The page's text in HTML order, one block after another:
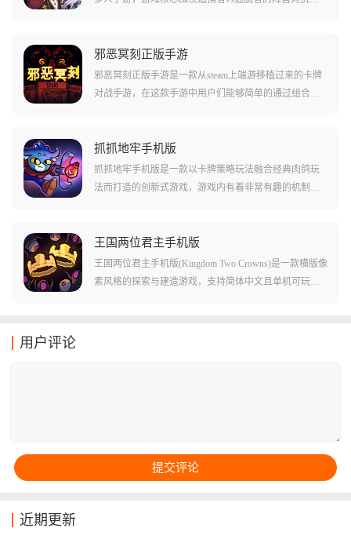
殿堂中寻找宝石碎片，镶嵌大门逃出生天。
邪恶冥刻正版手游
邪恶冥刻正版手游是一款从steam上端游移植过来的卡牌
对战手游，在这款手游中用户们能够简单的通过组合各
杂的暗黑剧情和可怕的氛围，但是在主体的卡牌游戏玩
法上是一点都不含糊的，不但卡组的配置非常丰富多
样，还能帮助用户们感受到更多有趣的玩法和内容!
抓抓地牢手机版
抓抓地牢手机版是一款以卡牌策略玩法融合经典肉鸽玩
法而打造的创新式游戏，游戏内有着非常有趣的机制设
了，所以想要更好地取得游戏胜利，则是需要一点点抓
娃娃机的技巧了。除此之外，游戏还有着丰富角色和卡
牌提供，在这里有着数十位技能完全不同的角色，这些
王国两位君主手机版
王国两位君主手机版(Kingdom Two Crowns)是一款横版像
素风格的探索与建造游戏，支持简体中文且单机可玩。
用户评论
近期更新